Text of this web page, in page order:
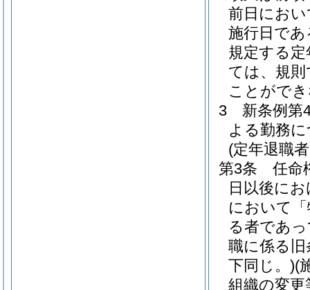
前日にお
施行日で
規定する定
ては、規
ことがで
3
新条例第
よる勤務
(定年退職
第3条
任命
日以後に
において
る者であ
職に係る旧
下同じ。)(
組織の変